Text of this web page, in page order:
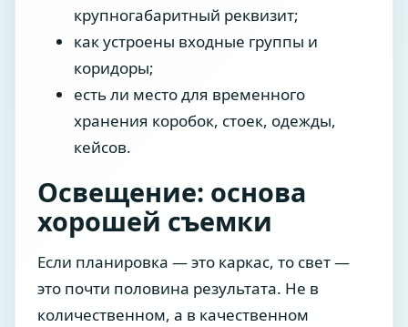
крупногабаритный реквизит;
как устроены входные группы и
коридоры;
есть ли место для временного
хранения коробок, стоек, одежды,
кейсов.
Освещение: основа
хорошей съемки
Если планировка — это каркас, то свет —
это почти половина результата. Не в
количественном, а в качественном